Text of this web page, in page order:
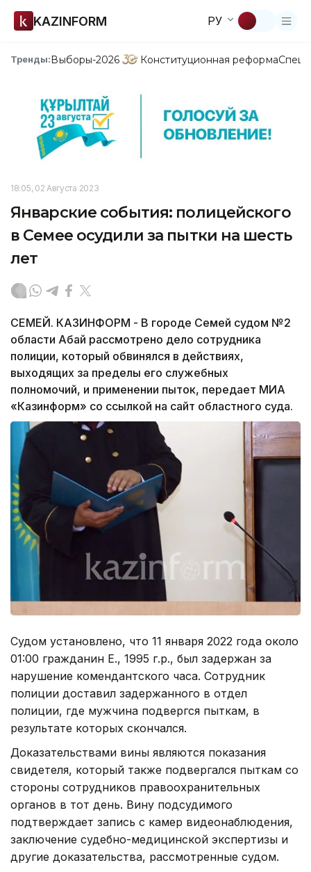
KAZINFORM РУ
Тренды:Выборы-2026 Конституционная реформа
18:05, 02 Августа 2023
Январские события: полицейского
в Семее осудили за пытки на шесть
лет
СЕМЕЙ. КАЗИНФОРМ - В городе Семей судом №2
области Абай рассмотрено дело сотрудника
полиции, который обвинялся в действиях,
выходящих за пределы его служебных
полномочий, и применении пыток, передает МИА
«Казинформ» со ссылкой на сайт областного суда.
Судом установлено, что 11 января 2022 года около
01:00 гражданин Е., 1995 г.р., был задержан за
нарушение комендантского часа. Сотрудник
полиции доставил задержанного в отдел
полиции, где мужчина подвергся пыткам, в
результате которых скончался.
Доказательствами вины являются показания
свидетеля, который также подвергался пыткам со
стороны сотрудников правоохранительных
органов в тот день. Вину подсудимого
подтверждает запись с камер видеонаблюдения,
заключение судебно-медицинской экспертизы и
другие доказательства, рассмотренные судом.